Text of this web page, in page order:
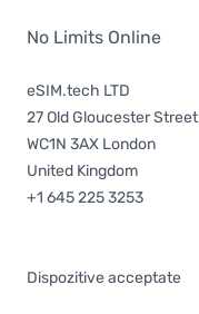
No Limits Online
eSIM.tech LTD
27 Old Gloucester Street
WC1N 3AX London
United Kingdom
+1 645 225 3253
Dispozitive acceptate